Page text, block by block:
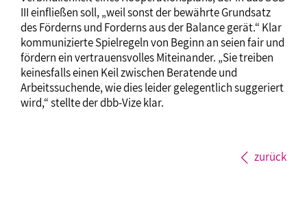
III einfließen soll, „weil sonst der bewährte Grundsatz
des Förderns und Forderns aus der Balance gerät.“ Klar
kommunizierte Spielregeln von Beginn an seien fair und
fördern ein vertrauensvolles Miteinander. „Sie treiben
keinesfalls einen Keil zwischen Beratende und
Arbeitssuchende, wie dies leider gelegentlich suggeriert
wird,“ stellte der dbb-Vize klar.
zurück